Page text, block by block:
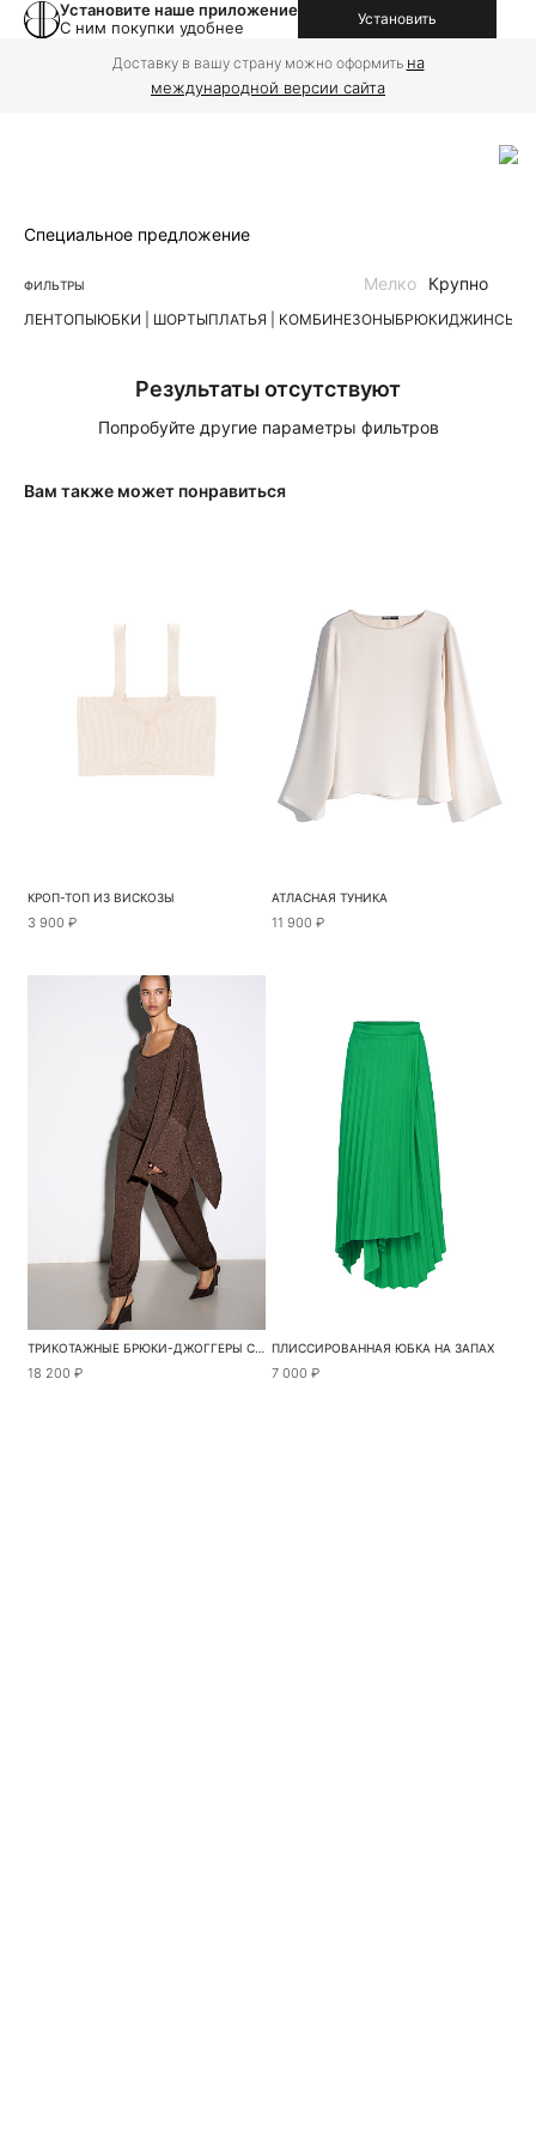
Установите наше приложение
С ним покупки удобнее
Установить
Доставку в вашу страну можно оформить на
международной версии сайта
Специальное предложение
ФИЛЬТРЫ
ЛЕНТОПЫЮБКИ | ШОРТЫПЛАТЬЯ | КОМБИНЕЗОНЫБРЮКИДЖИНСЫ
Мелко Крупно
Результаты отсутствуют
Попробуйте другие параметры фильтров
Вам также может понравиться
КРОП-ТОП ИЗ ВИСКОЗЫ
3 900 ₽
АТЛАСНАЯ ТУНИКА
11 900 ₽
ТРИКОТАЖНЫЕ БРЮКИ-ДЖОГГЕРЫ С ЛЮРЕКСОМ
18 200 ₽
ПЛИССИРОВАННАЯ ЮБКА НА ЗАПАХ
7 000 ₽